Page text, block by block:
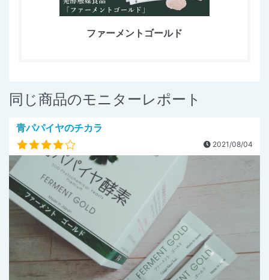
ファーメントゴールド
同じ商品のモニターレポート
青パパイヤのチカラ
2021/08/04